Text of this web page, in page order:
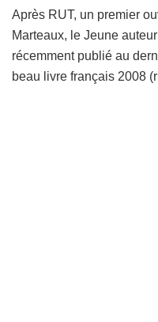
Après RUT, un premier
Marteaux, le Jeune
récemment publié au
beau livre français 2008